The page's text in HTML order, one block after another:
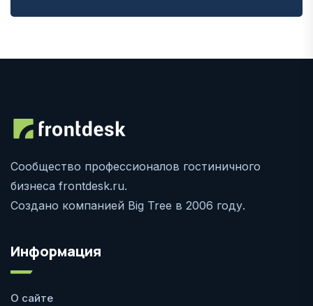
Сообщество профессионалов гостиничного
бизнеса frontdesk.ru.
Создано компанией Big Tree в 2006 году.
Информация
О сайте